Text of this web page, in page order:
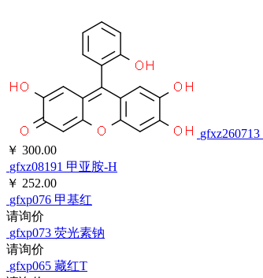
gfxz260713
￥ 300.00
gfxz08191 甲亚胺-H
￥ 252.00
gfxp076 甲基红
请询价
gfxp073 荧光素钠
请询价
gfxp065 藏红T